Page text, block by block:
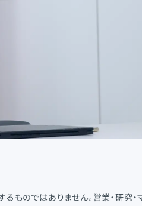
ものではありません。営業・研究・